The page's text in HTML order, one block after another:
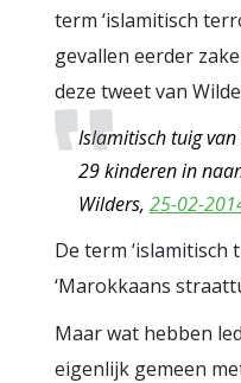
term ‘islamitisch
gevallen eerder
deze tweet van
Islamitisch tuig
29 kinderen in
Wilders, 25-02-
De term
‘Marokkaans
Maar wat hebben
eigenlijk gemeen